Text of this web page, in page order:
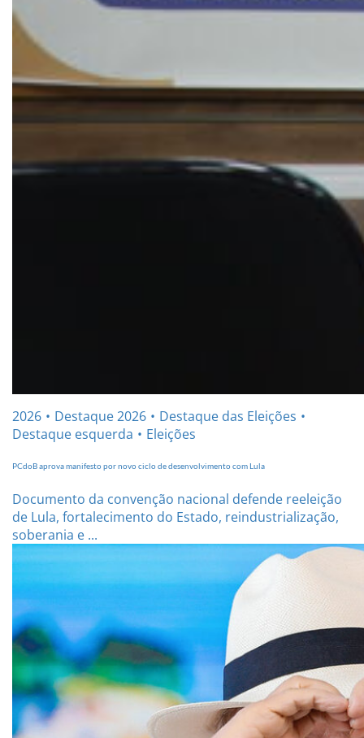
2026 Destaque 2026
Destaque das Eleições
Destaque esquerda
Eleições
PCdoB aprova manifesto por novo ciclo de desenvolvimento com Lula
Documento da convenção nacional defende reeleição
de Lula, fortalecimento do Estado, reindustrialização,
soberania e ...